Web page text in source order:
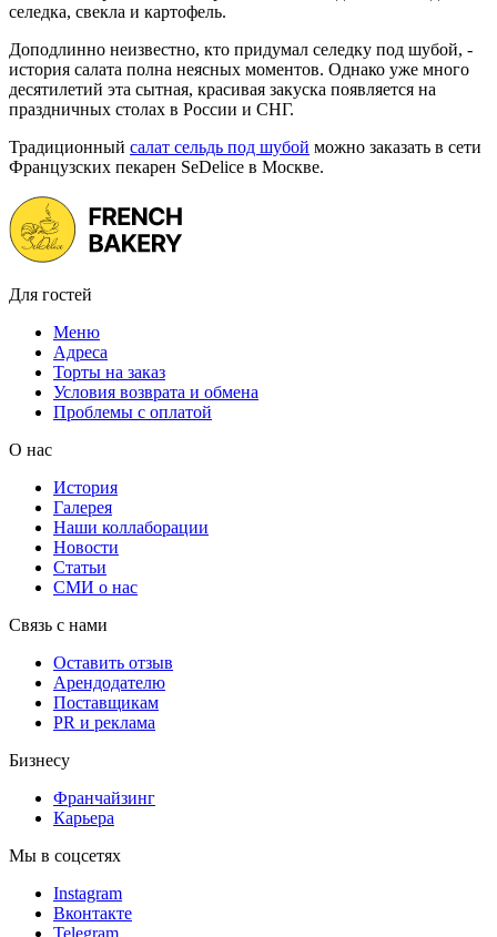
селедка, свекла и картофель.
Доподлинно неизвестно, кто придумал селедку под шубой, -
история салата полна неясных моментов. Однако уже много
десятилетий эта сытная, красивая закуска появляется на
праздничных столах в России и СНГ.
Традиционный салат сельдь под шубой можно заказать в сети
Французских пекарен SeDelice в Москве.
Для гостей
Меню
Адреса
Торты на заказ
Условия возврата и обмена
Проблемы с оплатой
О нас
История
Галерея
Наши коллаборации
Новости
Статьи
СМИ о нас
Связь с нами
Оставить отзыв
Арендодателю
Поставщикам
PR и реклама
Бизнесу
Франчайзинг
Карьера
Мы в соцсетях
Instagram
Вконтакте
Telegram